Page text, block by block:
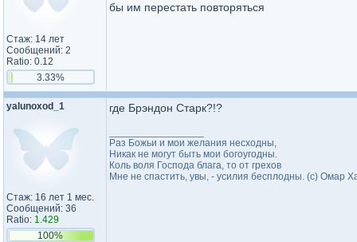
Стаж: 14 лет
Сообщений: 2
Ratio: 0.12
3.33%
бы им перестать повторяться
yalunoxod_1
Стаж: 16 лет 1 мес.
Сообщений: 36
Ratio: 1.429
100%
где Брэндон Старк?!?
Раз Божьи и мои желания несходны,
Никак не могут быть мои богоугодны.
Коль воля Господа блага, то от грехов
Мне не спастить, увы, - усилия бесплодны. (с) Омар